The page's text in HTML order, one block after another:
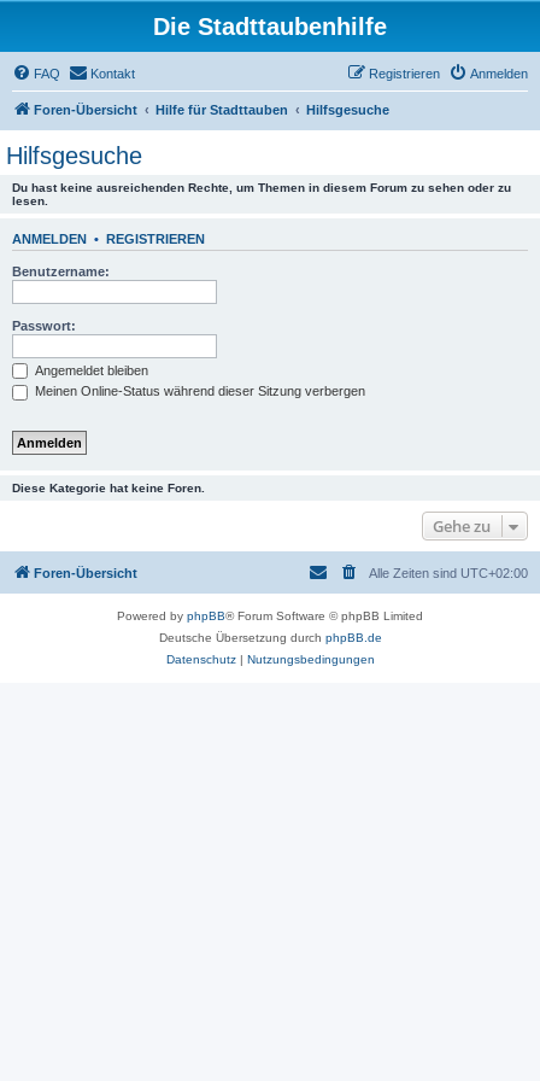
Die Stadttaubenhilfe
FAQ Kontakt Anmelden
Registrieren
Foren-Übersicht Hilfe für Stadttauben Hilfsgesuche
Hilfsgesuche
Du hast keine ausreichenden Rechte, um Themen in diesem Forum zu sehen oder zu
lesen.
ANMELDEN • REGISTRIEREN
Benutzername:
Passwort:
Angemeldet bleiben
Meinen Online-Status während dieser Sitzung verbergen
Diese Kategorie hat keine Foren.
Gehe zu
Foren-Übersicht Alle Zeiten sind UTC+02:00
Powered by phpBB® Forum Software © phpBB Limited
Deutsche Übersetzung durch phpBB.de
Datenschutz| Nutzungsbedingungen